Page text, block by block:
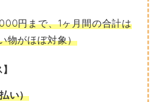
円まで、1ヶ月間の合計は
物がほぼ対象）
い）